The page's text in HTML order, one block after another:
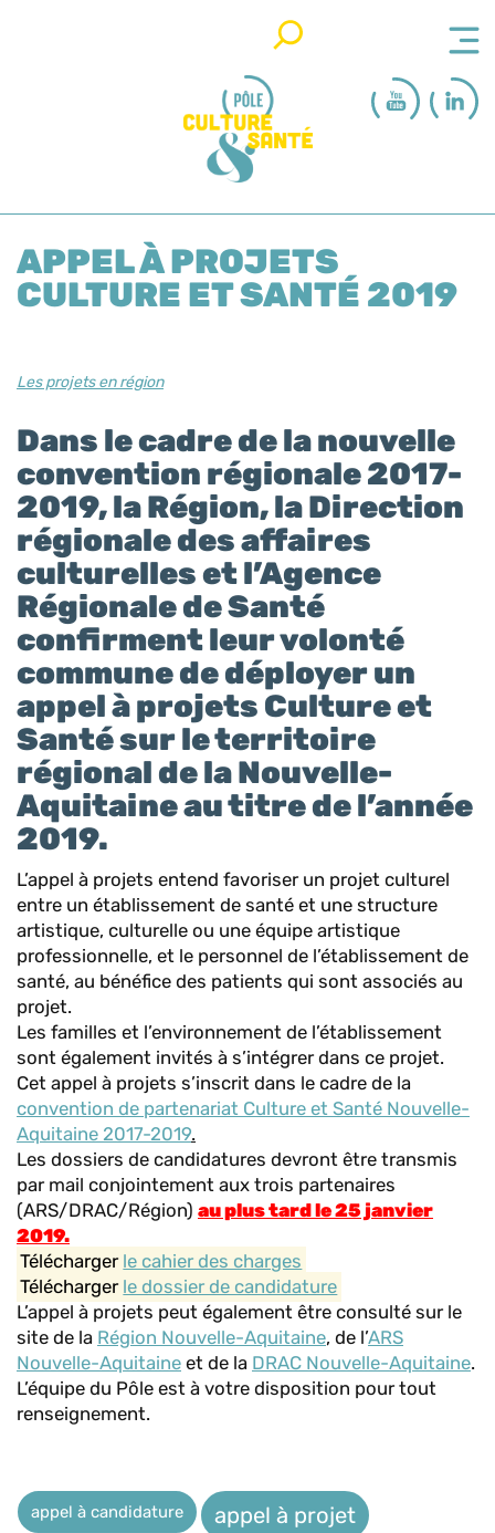
APPEL À PROJETS
CULTURE ET SANTÉ 2019
Les projets en région
Dans le cadre de la nouvelle
convention régionale 2017-
2019, la Région, la Direction
régionale des affaires
culturelles et l’Agence
Régionale de Santé
confirment leur volonté
commune de déployer un
appel à projets Culture et
Santé sur le territoire
régional de la Nouvelle-
Aquitaine au titre de l’année
2019.
L’appel à projets entend favoriser un projet culturel
entre un établissement de santé et une structure
artistique, culturelle ou une équipe artistique
professionnelle, et le personnel de l’établissement de
santé, au bénéfice des patients qui sont associés au
projet.
Les familles et l’environnement de l’établissement
sont également invités à s’intégrer dans ce projet.
Cet appel à projets s’inscrit dans le cadre de la
convention de partenariat Culture et Santé Nouvelle-
Aquitaine 2017-2019.
Les dossiers de candidatures devront être transmis
par mail conjointement aux trois partenaires
(ARS/DRAC/Région) au plus tard le 25 janvier
2019.
Télécharger le cahier des charges
Télécharger le dossier de candidature
L’appel à projets peut également être consulté sur le
site de la Région Nouvelle-Aquitaine, de l’ARS
Nouvelle-Aquitaine et de la DRAC Nouvelle-Aquitaine.
L’équipe du Pôle est à votre disposition pour tout
renseignement.
appel à candidature appel à projet